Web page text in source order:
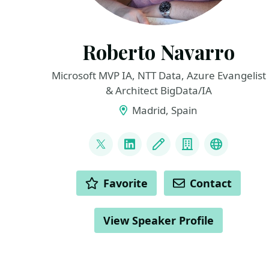
Roberto Navarro
Microsoft MVP IA, NTT Data, Azure Evangelist
& Architect BigData/IA
Madrid, Spain
@NavarroRoberto_
LinkedInBlog CompanyYoutube
ACTIONS Favorite Contact
View Speaker Profile